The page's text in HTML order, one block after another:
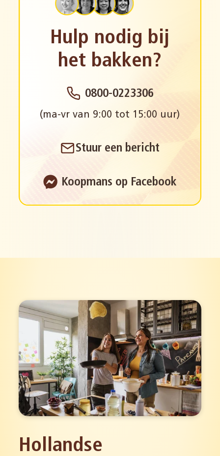
Hulp nodig bij
het bakken?
0800-0223306
(ma-vr van 9:00 tot 15:00 uur)
Stuur een bericht
Koopmans op Facebook
Hollandse